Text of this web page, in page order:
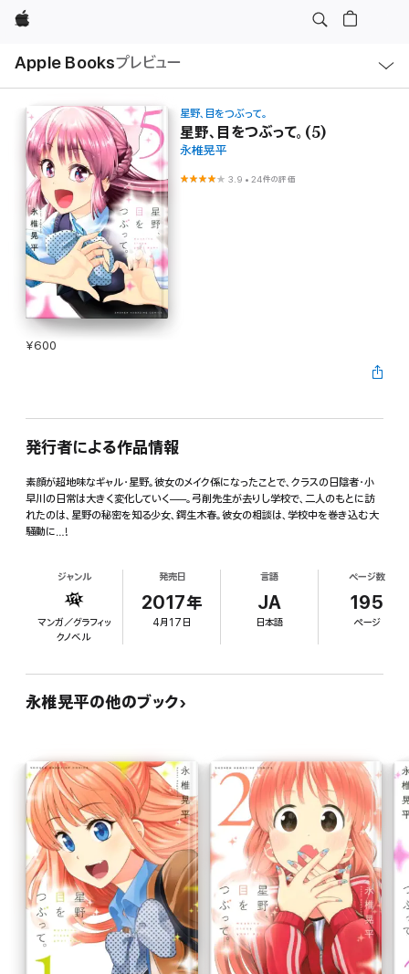
Apple
Apple Booksプレビュー
ル
星野、目をつぶって。
星野、目をつぶって。(5)
永椎晃平
3.9 •24件の評価
¥600
発行者による作品情報
素顔が超地味なギャル・星野。彼女のメイク係になったことで、クラスの日陰者・小
早川の日常は大きく変化していく──。弓削先生が去りし学校で、二人のもとに訪
れたのは、星野の秘密を知る少女、鍔生木春。彼女の相談は、学校中を巻き込む大
騒動に…!
ジャンル
マンガ／グラフィッ
クノベル
発売日
2017年
4月17日
言語
JA
日本語
ページ数
195
ページ
永椎晃平の他のブック